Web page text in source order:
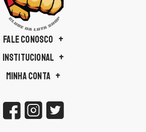
FALE CONOSCO
INSTITUCIONAL
MINHA CONTA